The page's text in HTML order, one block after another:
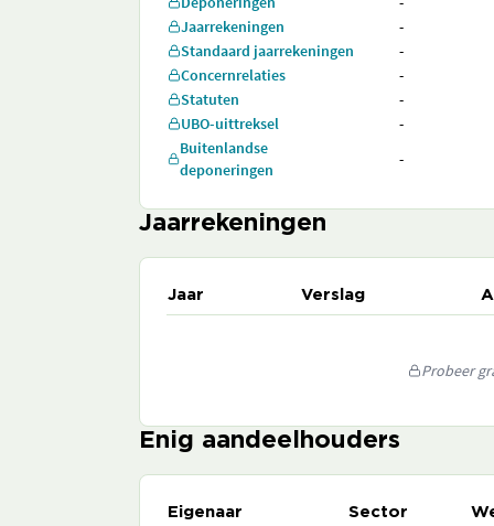
Jaarrekeningen
-
Standaard jaarrekeningen
-
Concernrelaties
-
Statuten
-
UBO-uittreksel
-
Buitenlandse
deponeringen
-
Jaarrekeningen
Jaar Verslag
Probeer
Enig aandeelhouders
Eigenaar Sector